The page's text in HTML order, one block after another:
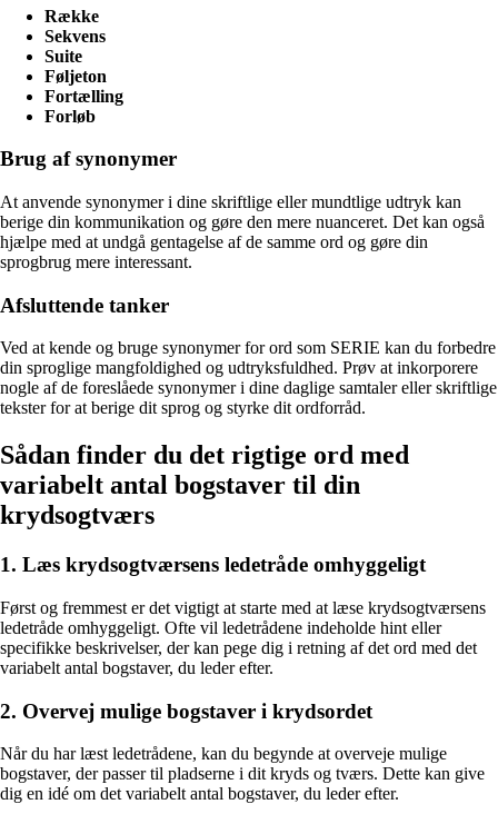
Række
Sekvens
Suite
Føljeton
Fortælling
Forløb
Brug af synonymer
At anvende synonymer i dine skriftlige eller mundtlige udtryk kan
berige din kommunikation og gøre den mere nuanceret. Det kan også
hjælpe med at undgå gentagelse af de samme ord og gøre din
sprogbrug mere interessant.
Afsluttende tanker
Ved at kende og bruge synonymer for ord som SERIE kan du forbedre
din sproglige mangfoldighed og udtryksfuldhed. Prøv at inkorporere
nogle af de foreslåede synonymer i dine daglige samtaler eller skriftlige
tekster for at berige dit sprog og styrke dit ordforråd.
Sådan finder du det rigtige ord med
variabelt antal bogstaver til din
krydsogtværs
1. Læs krydsogtværsens ledetråde omhyggeligt
Først og fremmest er det vigtigt at starte med at læse krydsogtværsens
ledetråde omhyggeligt. Ofte vil ledetrådene indeholde hint eller
specifikke beskrivelser, der kan pege dig i retning af det ord med det
variabelt antal bogstaver, du leder efter.
2. Overvej mulige bogstaver i krydsordet
Når du har læst ledetrådene, kan du begynde at overveje mulige
bogstaver, der passer til pladserne i dit kryds og tværs. Dette kan give
dig en idé om det variabelt antal bogstaver, du leder efter.